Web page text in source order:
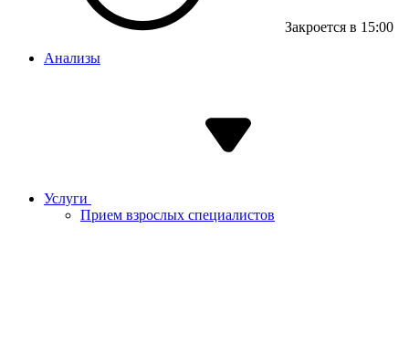
Закроется в 15:00
Анализы
Услуги
Прием взрослых специалистов